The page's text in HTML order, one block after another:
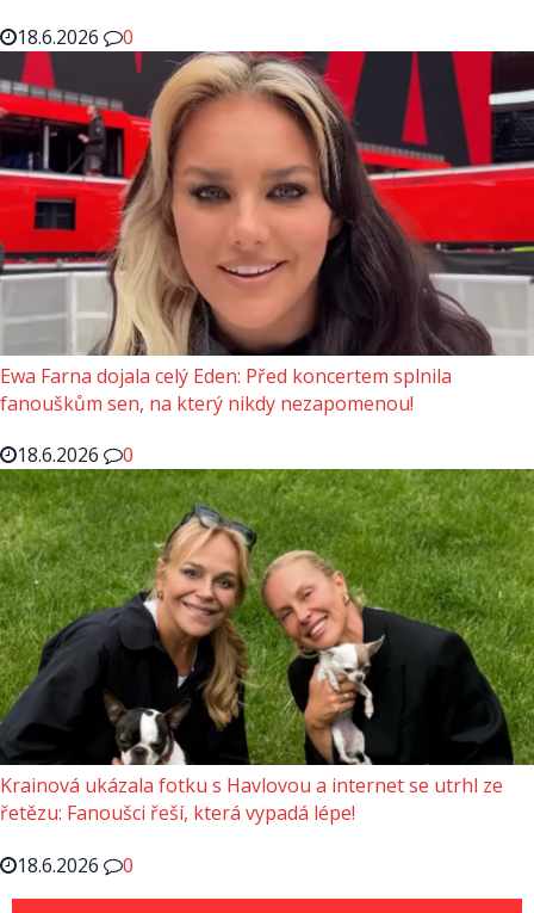
18.6.2026
0
Ewa Farna dojala celý Eden: Před koncertem splnila
fanouškům sen, na který nikdy nezapomenou!
18.6.2026
0
Krainová ukázala fotku s Havlovou a internet se utrhl ze
řetězu: Fanoušci řeší, která vypadá lépe!
18.6.2026
0